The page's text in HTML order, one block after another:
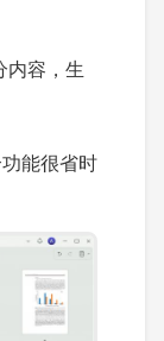
内容，生
能很省时